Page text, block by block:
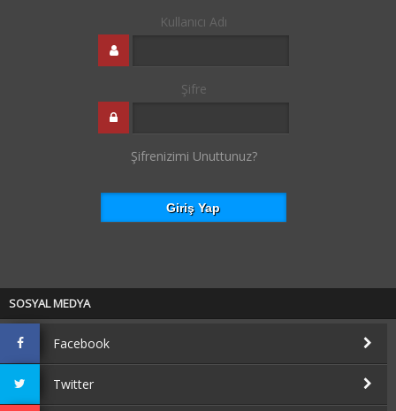
Kullanıcı Adı
Şifre
Şifrenizimi Unuttunuz?
SOSYAL MEDYA
Facebook
Twitter